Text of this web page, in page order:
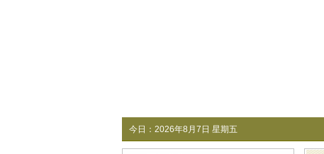
今日： 2026年8月7日 星期五